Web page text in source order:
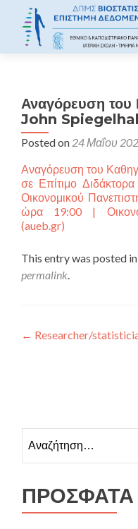
Αναγόρευση
John
Posted on 24 Μαΐου
Αναγόρευση του
σε Επίτιμο
Οικονομικού
ώρα 19:00​​​​​​​ |
(aueb.gr)
This entry was posted in
permalink.
Πλοήγηση
← Researcher/